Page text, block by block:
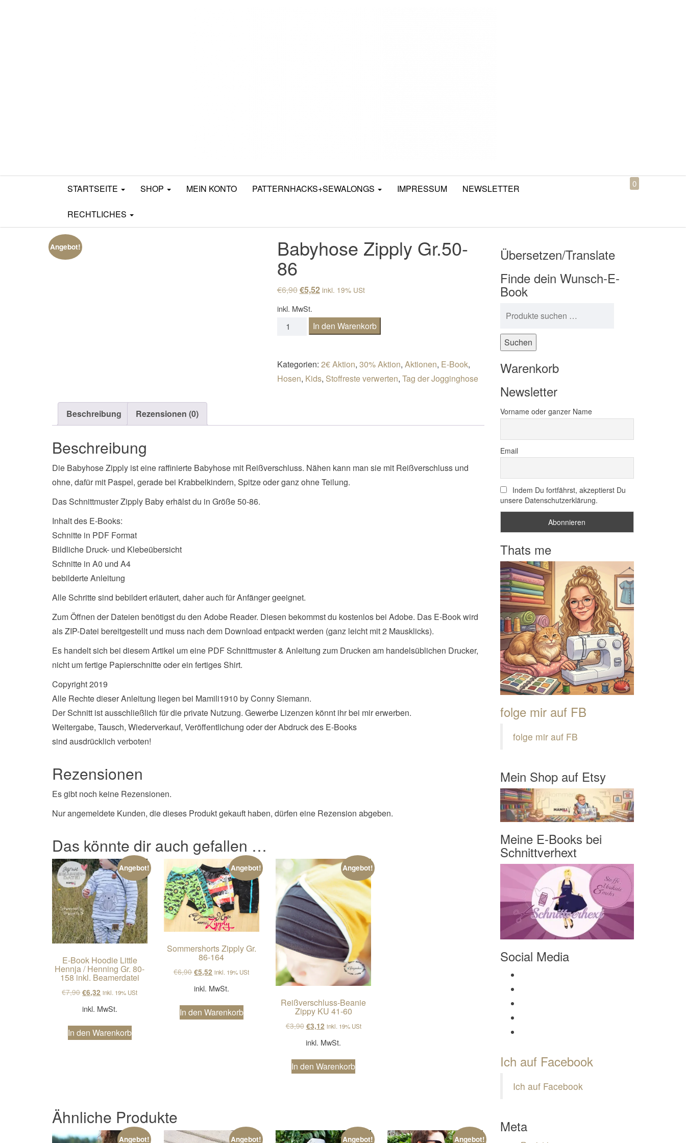
Mamili1910
STARTSEITE SHOP MEIN KONTO PATTERNHACKS+SEWALONGS IMPRESSUM NEWSLETTER
RECHTLICHES
0
Angebot! Babyhose Zipply Gr.50-
86
€6,90Ursprünglicher Preis war: €6,90
€5,52Aktueller Preis ist: €5,52.
inkl. 19% USt
inkl. MwSt.
Babyhose Zipply Gr.50-86 Menge
In den Warenkorb
Kategorien: 2€ Aktion, 30% Aktion, Aktionen, E-Book,
Hosen, Kids, Stoffreste verwerten, Tag der Jogginghose
Beschreibung Rezensionen (0)
Beschreibung
Die Babyhose Zipply ist eine raffinierte Babyhose mit Reißverschluss. Nähen kann man sie mit Reißverschluss und
ohne, dafür mit Paspel, gerade bei Krabbelkindern, Spitze oder ganz ohne Teilung.
Das Schnittmuster Zipply Baby erhälst du in Größe 50-86.
Inhalt des E-Books:
Schnitte in PDF Format
Bildliche Druck- und Klebeübersicht
Schnitte in A0 und A4
bebilderte Anleitung
Alle Schritte sind bebildert erläutert, daher auch für Anfänger geeignet.
Zum Öffnen der Dateien benötigst du den Adobe Reader. Diesen bekommst du kostenlos bei Adobe. Das E-Book wird
als ZIP-Datei bereitgestellt und muss nach dem Download entpackt werden (ganz leicht mit 2 Mausklicks).
Es handelt sich bei diesem Artikel um eine PDF Schnittmuster & Anleitung zum Drucken am handelsüblichen Drucker,
nicht um fertige Papierschnitte oder ein fertiges Shirt.
Copyright 2019
Alle Rechte dieser Anleitung liegen bei Mamili1910 by Conny Siemann.
Der Schnitt ist ausschließlich für die private Nutzung. Gewerbe Lizenzen könnt ihr bei mir erwerben.
Weitergabe, Tausch, Wiederverkauf, Veröffentlichung oder der Abdruck des E-Books
sind ausdrücklich verboten!
Rezensionen
Es gibt noch keine Rezensionen.
Nur angemeldete Kunden, die dieses Produkt gekauft haben, dürfen eine Rezension abgeben.
Das könnte dir auch gefallen …
Angebot!
E-Book Hoodie Little
Hennja / Henning Gr. 80-
158 inkl. Beamerdatei
€7,90Ursprünglicher Preis war: €7,90
€6,32 Aktueller Preis ist: €6,32.
inkl. 19% USt
inkl. MwSt.
In den Warenkorb
Angebot!
Sommershorts Zipply Gr.
86-164
€6,90Ursprünglicher Preis war: €6,90
€5,52 Aktueller Preis ist: €5,52.
inkl. 19% USt
inkl. MwSt.
In den Warenkorb
Angebot!
Reißverschluss-Beanie
Zippy KU 41-60
€3,90 Ursprünglicher Preis war: €3,90
€3,12Aktueller Preis ist: €3,12.
inkl. 19% USt
inkl. MwSt.
In den Warenkorb
Ähnliche Produkte
Angebot! Angebot! Angebot! Angebot!
Übersetzen/Translate
Finde dein Wunsch-E-
Book
Suchen
Warenkorb
Newsletter
Vorname oder ganzer Name
Email
Indem Du fortfährst, akzeptierst Du
unsere Datenschutzerklärung.
Thats me
folge mir auf FB
folge mir auf FB
Mein Shop auf Etsy
Meine E-Books bei
Schnittverhext
Social Media
Ich auf Facebook
Ich auf Facebook
Meta